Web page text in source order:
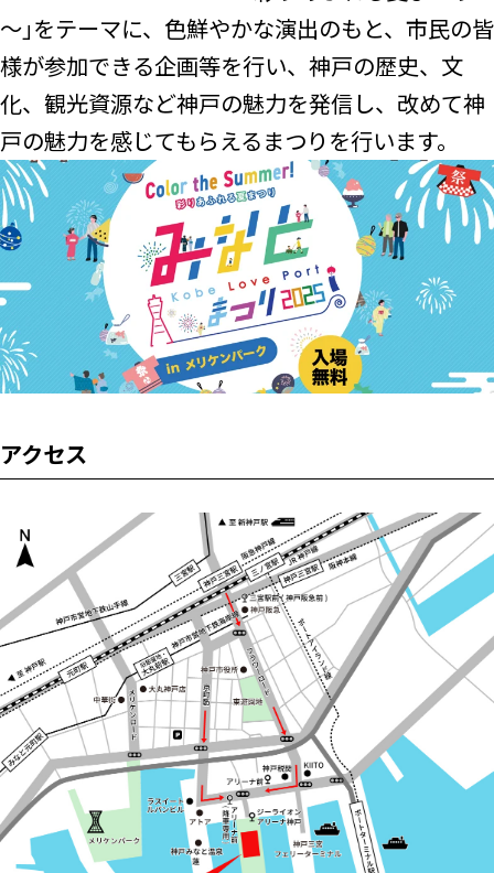
～｣をテーマに、色鮮やかな演出のもと、市民の皆
様が参加できる企画等を行い、神戸の歴史、文
化、観光資源など神戸の魅力を発信し、改めて神
戸の魅力を感じてもらえるまつりを行います。
アクセス